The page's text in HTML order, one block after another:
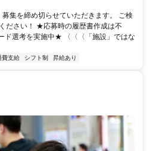
集を締め切らせていただきます。 ご検
ださい！ ★応募時の履歴書作成は不
ド選考を実施中★ 〈〈〈「施設」ではな
費支給 シフト制 昇給あり